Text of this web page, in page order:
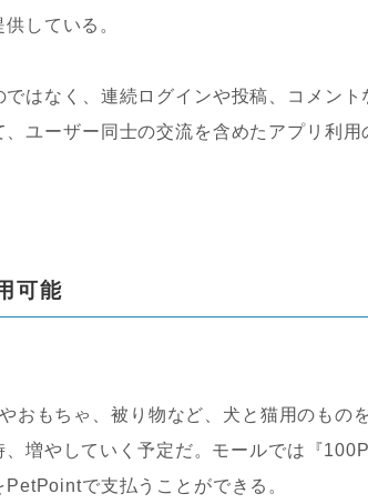
している。
はなく、連続ログインや投稿、コメント
ユーザー同士の交流を含めたアプリ利用
可能
もちゃ、被り物など、犬と猫用のもの
増やしていく予定だ。モールでは『
で支払うことができる。